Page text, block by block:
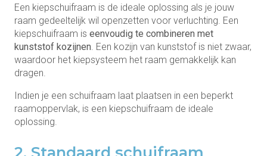
Een kiepschuifraam is de ideale oplossing als je jouw
raam gedeeltelijk wil openzetten voor verluchting. Een
kiepschuifraam is eenvoudig te combineren met
kunststof kozijnen. Een kozijn van kunststof is niet zwaar,
waardoor het kiepsysteem het raam gemakkelijk kan
dragen.
Indien je een schuifraam laat plaatsen in een beperkt
raamoppervlak, is een kiepschuifraam de ideale
oplossing.